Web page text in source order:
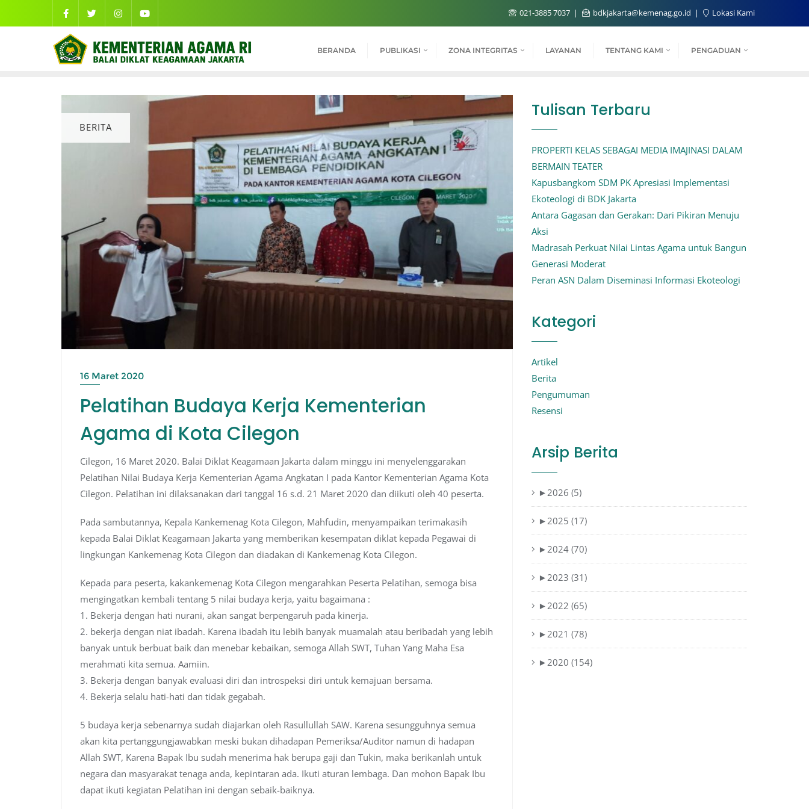
021-3885 7037 bdkjakarta@kemenag.go.id Lokasi Kami
BERANDA PUBLIKASI ZONA INTEGRITAS LAYANAN TENTANG KAMI PENGADUAN
BERITA
16 Maret 2020
Pelatihan Budaya Kerja Kementerian
Agama di Kota Cilegon
Cilegon, 16 Maret 2020. Balai Diklat Keagamaan Jakarta dalam minggu ini menyelenggarakan
Pelatihan Nilai Budaya Kerja Kementerian Agama Angkatan I pada Kantor Kementerian Agama Kota
Cilegon. Pelatihan ini dilaksanakan dari tanggal 16 s.d. 21 Maret 2020 dan diikuti oleh 40 peserta.
Pada sambutannya, Kepala Kankemenag Kota Cilegon, Mahfudin, menyampaikan terimakasih
kepada Balai Diklat Keagamaan Jakarta yang memberikan kesempatan diklat kepada Pegawai di
lingkungan Kankemenag Kota Cilegon dan diadakan di Kankemenag Kota Cilegon.
Kepada para peserta, kakankemenag Kota Cilegon mengarahkan Peserta Pelatihan, semoga bisa
mengingatkan kembali tentang 5 nilai budaya kerja, yaitu bagaimana :
1. Bekerja dengan hati nurani, akan sangat berpengaruh pada kinerja.
2. bekerja dengan niat ibadah. Karena ibadah itu lebih banyak muamalah atau beribadah yang lebih
banyak untuk berbuat baik dan menebar kebaikan, semoga Allah SWT, Tuhan Yang Maha Esa
merahmati kita semua. Aamiin.
3. Bekerja dengan banyak evaluasi diri dan introspeksi diri untuk kemajuan bersama.
4. Bekerja selalu hati-hati dan tidak gegabah.
5 budaya kerja sebenarnya sudah diajarkan oleh Rasullullah SAW. Karena sesungguhnya semua
akan kita pertanggungjawabkan meski bukan dihadapan Pemeriksa/Auditor namun di hadapan
Allah SWT, Karena Bapak Ibu sudah menerima hak berupa gaji dan Tukin, maka berikanlah untuk
negara dan masyarakat tenaga anda, kepintaran ada. Ikuti aturan lembaga. Dan mohon Bapak Ibu
dapat ikuti kegiatan Pelatihan ini dengan sebaik-baiknya.
Tulisan Terbaru
PROPERTI KELAS SEBAGAI MEDIA IMAJINASI DALAM
BERMAIN TEATER
Kapusbangkom SDM PK Apresiasi Implementasi
Ekoteologi di BDK Jakarta
Antara Gagasan dan Gerakan: Dari Pikiran Menuju
Aksi
Madrasah Perkuat Nilai Lintas Agama untuk Bangun
Generasi Moderat
Peran ASN Dalam Diseminasi Informasi Ekoteologi
Kategori
Artikel
Berita
Pengumuman
Resensi
Arsip Berita
►2026 (5)
►2025 (17)
►2024 (70)
►2023 (31)
►2022 (65)
►2021 (78)
►2020 (154)